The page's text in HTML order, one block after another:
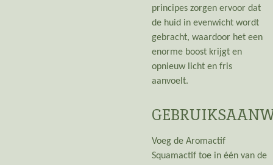
principes zorgen ervoor dat
de huid in evenwicht wordt
gebracht, waardoor het een
enorme boost krijgt en
opnieuw licht en fris
aanvoelt.
Voeg de Aromactif
Squamactif toe in één van de